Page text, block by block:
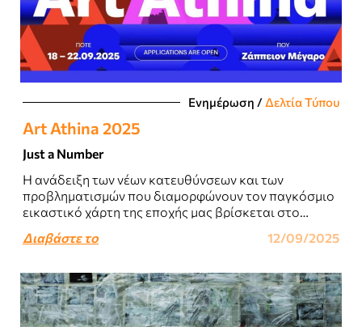
Ενημέρωση / Δελτία Τύπου
Art Athina 2025
Just a Number
H ανάδειξη των νέων κατευθύνσεων και των
προβληματισμών που διαμορφώνουν τον παγκόσμιο
εικαστικό χάρτη της εποχής μας βρίσκεται στο
πραγματοποιηθεί στο..
Διαβάστε το 12/09/2025